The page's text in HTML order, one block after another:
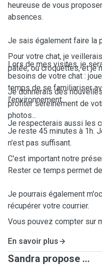
heureuse de vous
absences.
Je sais également faire la
Lors de mes visites, je
besoins de votre chat :
temps de se familiariser
l'environnement.
Je respecterais aussi les
Pour votre chat, je
pâtée, ou croquettes, et je
Je donnerais des
profiter sereinement de
photos...
Je reste 45 minutes à 1h.
n'est pas suffisant.
C'est important notre
Rester ce temps permet
Je pourrais également
récupérer votre courrier.
Vous pouvez compter sur
En savoir plus
Sandra propose ...